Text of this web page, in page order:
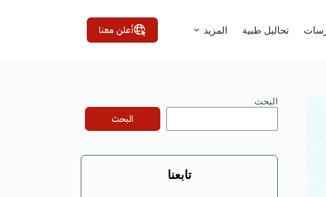
تحاليل طبية المزيد أعلن معنا
البحث
البحث
تابعنا